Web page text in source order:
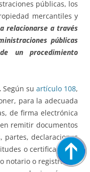
públicas, los
mercantiles y
relacionarse a través
públicas
un procedimiento
Según su artículo 108,
para la adecuada
de firma electrónica
remitir documentos
partes, declaraciones
o certificaciones
notario o registrador,